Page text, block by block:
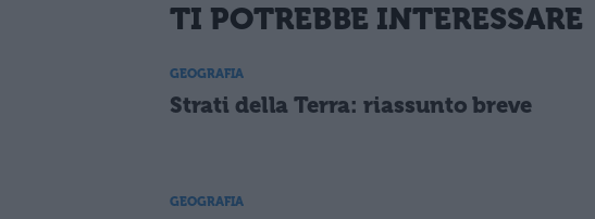
TI POTREBBE INTERESSARE
GEOGRAFIA
Strati della Terra: riassunto breve
GEOGRAFIA